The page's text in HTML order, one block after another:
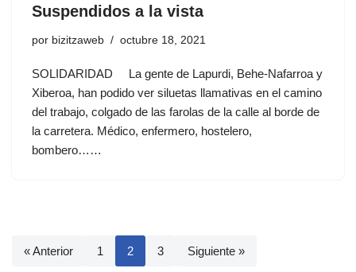
Suspendidos a la vista
por bizitzaweb octubre 18, 2021
SOLIDARIDAD La gente de Lapurdi, Behe-Nafarroa y
Xiberoa, han podido ver siluetas llamativas en el camino
del trabajo, colgado de las farolas de la calle al borde de
la carretera. Médico, enfermero, hostelero,
bombero……
« Anterior 1 2 3 Siguiente »